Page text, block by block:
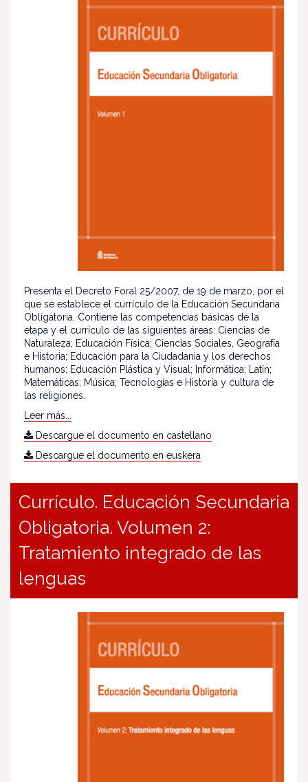
Presenta el Decreto Foral 25/2007, de 19 de marzo, por el
que se establece el currículo de la Educación Secundaria
Obligatoria. Contiene las competencias básicas de la
etapa y el currículo de las siguientes áreas: Ciencias de
Naturaleza; Educación Física; Ciencias Sociales, Geografía
e Historia; Educación para la Ciudadania y los derechos
humanos; Educación Plástica y Visual; Informática; Latín;
Matemáticas; Música; Tecnologías e Historia y cultura de
las religiones.
Leer más...
Descargue el documento en castellano
Descargue el documento en euskera
Currículo. Educación Secundaria
Obligatoria. Volumen 2:
Tratamiento integrado de las
lenguas